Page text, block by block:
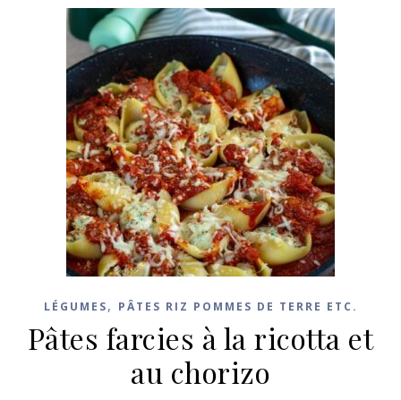
LÉGUMES, PÂTES RIZ POMMES DE TERRE ETC.
Pâtes farcies à la ricotta et
au chorizo